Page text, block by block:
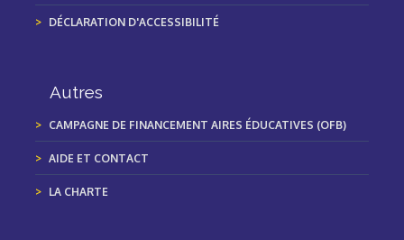
DÉCLARATION D'ACCESSIBILITÉ
Autres
CAMPAGNE DE FINANCEMENT AIRES ÉDUCATIVES (OFB)
AIDE ET CONTACT
LA CHARTE